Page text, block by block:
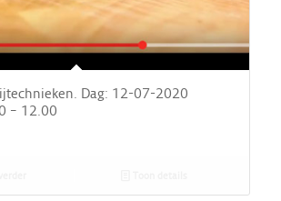
Dag: 12-07-2020
– 12.00